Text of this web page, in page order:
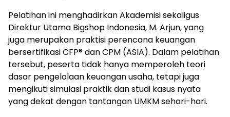
Pelatihan ini menghadirkan Akademisi sekaligus
Direktur Utama Bigshop Indonesia, M. Arjun, yang
juga merupakan praktisi perencana keuangan
bersertifikasi CFP®️ dan CPM (ASIA). Dalam pelatihan
tersebut, peserta tidak hanya memperoleh teori
dasar pengelolaan keuangan usaha, tetapi juga
mengikuti simulasi praktik dan studi kasus nyata
yang dekat dengan tantangan UMKM sehari-hari.